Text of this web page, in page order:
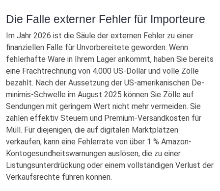
Die Falle externer Fehler für Importeure
Im Jahr 2026 ist die Säule der externen Fehler zu einer
finanziellen Falle für Unvorbereitete geworden. Wenn
fehlerhafte Ware in Ihrem Lager ankommt, haben Sie bereits
eine Frachtrechnung von 4.000 US-Dollar und volle Zölle
bezahlt. Nach der Aussetzung der US-amerikanischen De-
minimis-Schwelle im August 2025 können Sie Zölle auf
Sendungen mit geringem Wert nicht mehr vermeiden. Sie
zahlen effektiv Steuern und Premium-Versandkosten für
Müll. Für diejenigen, die auf digitalen Marktplätzen
verkaufen, kann eine Fehlerrate von über 1 % Amazon-
Kontogesundheitswarnungen auslösen, die zu einer
Listungsunterdrückung oder einem vollständigen Verlust der
Verkaufsrechte führen können.